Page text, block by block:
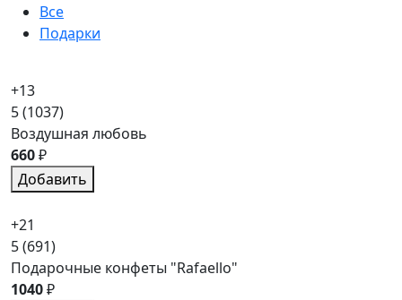
Все
Подарки
+13
5(1037)
Воздушная любовь
660₽
Добавить
+21
5(691)
Подарочные конфеты "Rafaello"
1040₽